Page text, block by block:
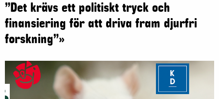
”Det krävs ett politiskt tryck och
finansiering för att driva fram djurfri
forskning”»